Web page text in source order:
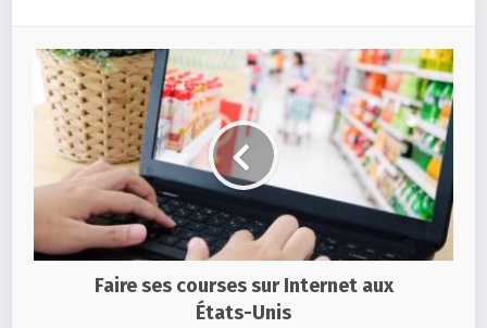
Faire ses courses sur Internet aux
États-Unis